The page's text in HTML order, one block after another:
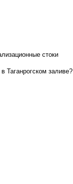
стоки
Таганрогском заливе?